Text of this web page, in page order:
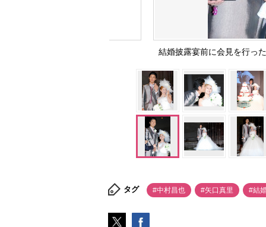
結婚披露宴前に会見を行っ
タグ #中村昌也 #矢口真里 #結